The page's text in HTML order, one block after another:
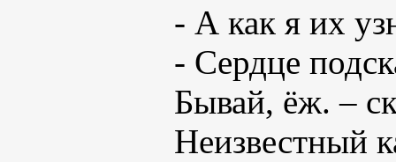
- А как я их
- Сердце
Бывай, ёж. –
Неизвестный